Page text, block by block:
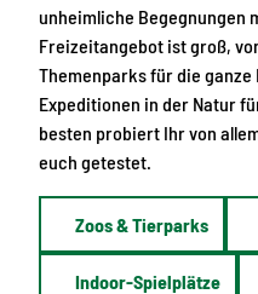
unheimliche Begegnungen
Freizeitangebot ist groß,
Themenparks für die ganze
Expeditionen in der Natur
besten probiert Ihr von
euch getestet.
Zoos & Tierparks
Indoor-Spielplätze